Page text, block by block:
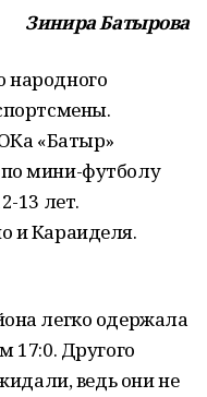
Зинира Батырова
«Батыр»
мини-футболу
13 лет.
и Караиделя.
легко одержала
17:0. Другого
ведь они не